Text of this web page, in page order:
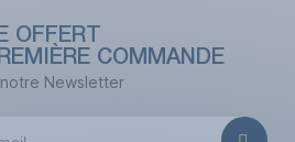
OFFERT
COMMANDE
Newsletter